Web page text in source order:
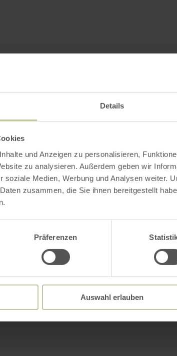
Details
und Anzeigen zu personalisieren,
zu analysieren. Außerdem geben wir
soziale Medien, Werbung und Analysen weiter.
zusammen, die Sie ihnen bereitgestellt
Präferenzen
Auswahl erlauben